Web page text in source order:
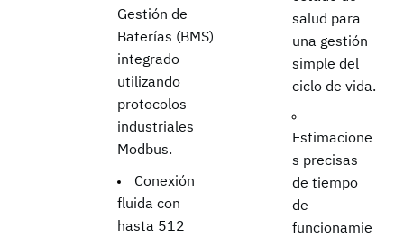
Gestión de
Baterías (BMS)
integrado
utilizando
protocolos
industriales
Modbus.
Conexión
fluida con
hasta 512
salud para
una gestión
simple del
ciclo de vida.
Estimacione
s precisas
de tiempo
de
funcionamie